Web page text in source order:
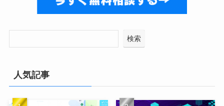
検索
人気記事